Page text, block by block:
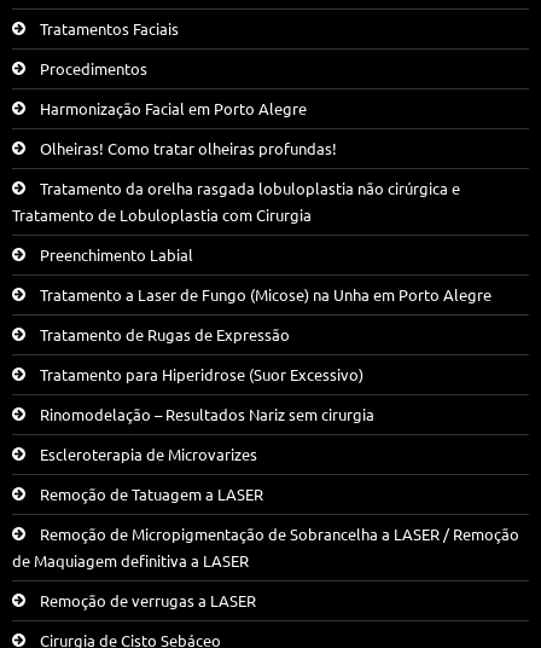
Tratamentos Faciais
Procedimentos
Harmonização Facial em Porto Alegre
Olheiras! Como tratar olheiras profundas!
Tratamento da orelha rasgada lobuloplastia não cirúrgica e
Tratamento de Lobuloplastia com Cirurgia
Preenchimento Labial
Tratamento a Laser de Fungo (Micose) na Unha em Porto Alegre
Tratamento de Rugas de Expressão
Tratamento para Hiperidrose (Suor Excessivo)
Rinomodelação – Resultados Nariz sem cirurgia
Escleroterapia de Microvarizes
Remoção de Tatuagem a LASER
Remoção de Micropigmentação de Sobrancelha a LASER / Remoção
de Maquiagem definitiva a LASER
Remoção de verrugas a LASER
Cirurgia de Cisto Sebáceo